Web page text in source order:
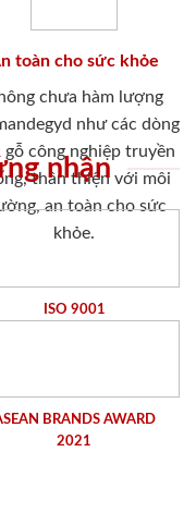
toàn cho sức khỏe
chưa hàm lượng
như các dòng
gỗ công nghiệp truyền
thân thiện với môi
an toàn cho sức
khỏe.
nhận
ISO 9001
BRANDS AWARD
2021